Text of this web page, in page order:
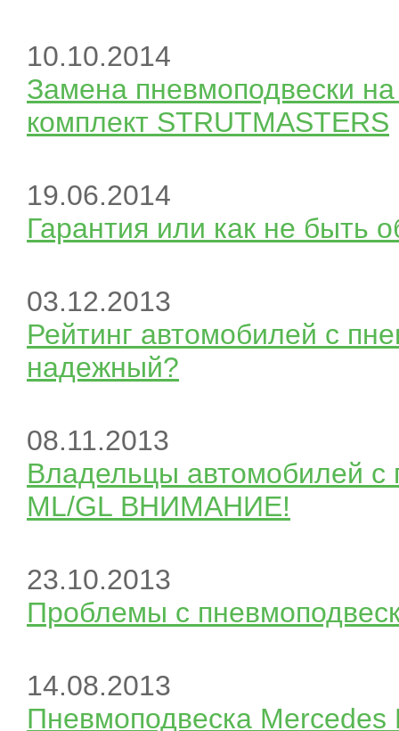
10.10.2014
Замена пневмоподвески
комплект STRUTMASTERS
19.06.2014
Гарантия или как не быть
03.12.2013
Рейтинг автомобилей с
надежный?
08.11.2013
Владельцы автомобилей с
ML/GL ВНИМАНИЕ!
23.10.2013
Проблемы с
14.08.2013
Пневмоподвеска